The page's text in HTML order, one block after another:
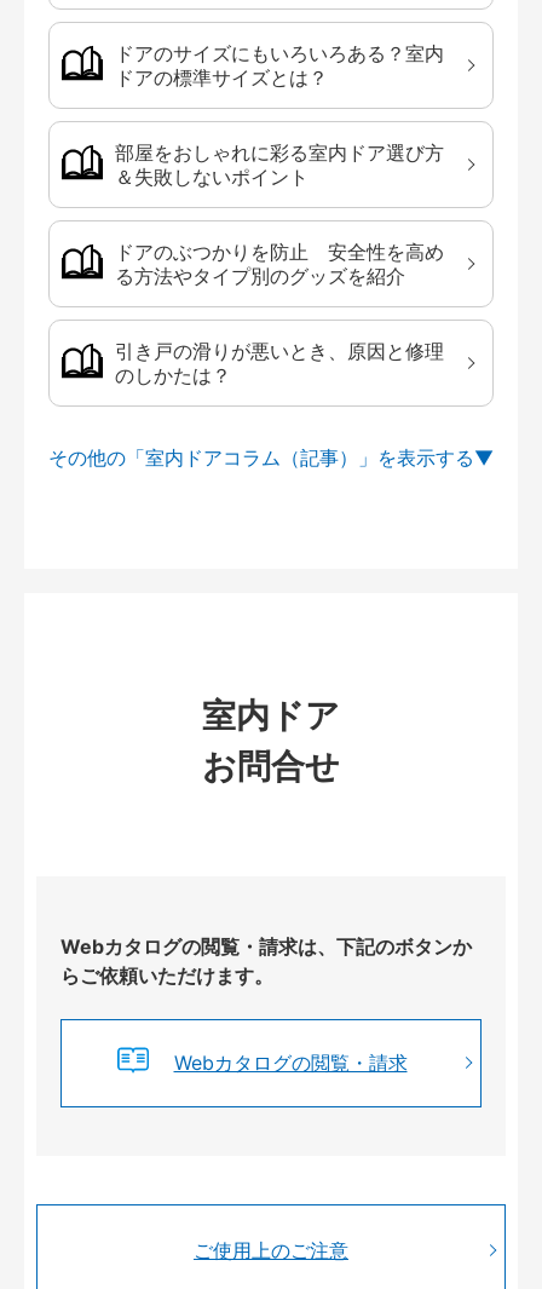
ドアのサイズにもいろいろある？室内
ドアの標準サイズとは？
部屋をおしゃれに彩る室内ドア選び方
＆失敗しないポイント
ドアのぶつかりを防止 安全性を高め
る方法やタイプ別のグッズを紹介
引き戸の滑りが悪いとき、原因と修理
のしかたは？
その他の「室内ドアコラム（記事）」を
室内ドア
お問合せ
Webカタログの閲覧・請求は、下記のボタンか
らご依頼いただけます。
Webカタログの閲覧・請求
ご使用上のご注意